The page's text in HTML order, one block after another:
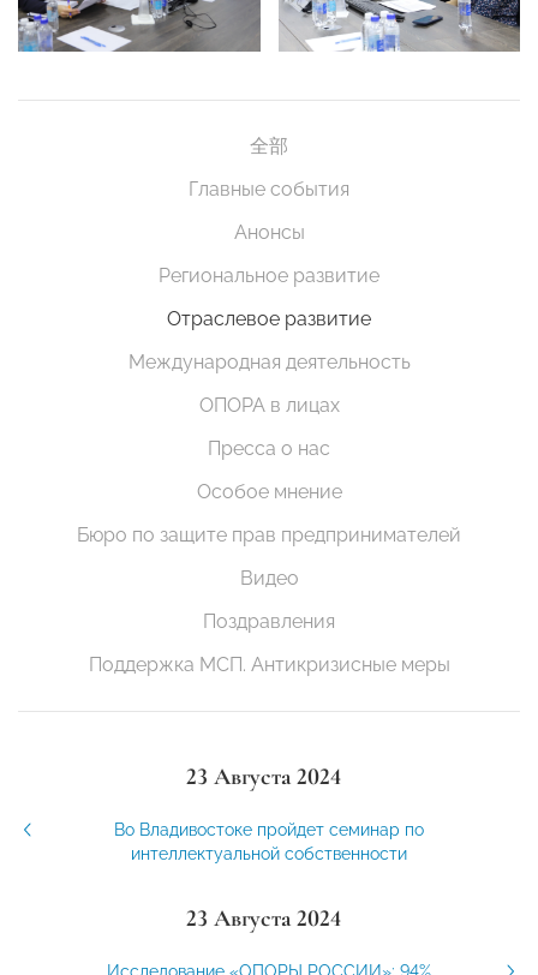
全部
Главные события
Анонсы
Региональное развитие
Отраслевое развитие
Международная деятельность
ОПОРА в лицах
Пресса о нас
Особое мнение
Бюро по защите прав предпринимателей
Видео
Поздравления
Поддержка МСП. Антикризисные меры
23 Августа 2024
Во Владивостоке пройдет семинар по
интеллектуальной собственности
23 Августа 2024
Исследование «ОПОРЫ РОССИИ»: 94%